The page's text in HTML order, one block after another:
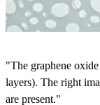
"The graphene
layers). The right
are present."